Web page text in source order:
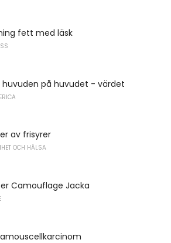
fett med läsk
huvuden på huvudet - värdet
av frisyrer
OCH HÄLSA
Camouflage Jacka